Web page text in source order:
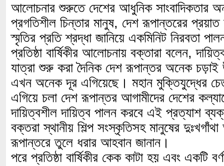
আলোচনার শুরুতে দেশের আধুনিক সাংবাদিকতার
প্রগতিশীল চিন্তার মানুষ, দেশ রূপান্তরের প্রয়াত
স্মৃতির প্রতি শ্রদ্ধা জানিয়ে একমিনিট নিরবতা
প্রতিষ্ঠা বার্ষিকীর আলোচনায় বক্তারা বলেন,
যাত্রা শুরু করা দৈনিক দেশ রূপান্তর অনেক
এখন অনেক দূর এগিয়েছে। মহান মুক্তিযুদ্ধের
এগিয়ে চলা দেশ রূপান্তর আগামীদের দেশের
দায়িত্বশীল দায়িত্ব পালন করবে এই প্রত্যাশ
বক্তরা স্থানীয় শিল্প সংস্কৃতিসহ মানুষের
রূপান্তরে তুলে ধরার আহবান জানান।
পরে প্রতিষ্ঠা বার্ষিকীর কেক কাটা হয় এবং একটি